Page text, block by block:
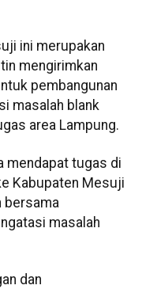
ini merupakan
mengirimkan
pembangunan
masalah blank
area Lampung.
mendapat tugas di
Kabupaten Mesuji
bersama
masalah
dan